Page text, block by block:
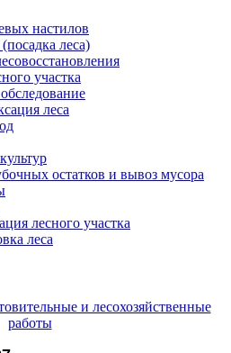
настилов
леса)
участка
леса
остатков и вывоз мусора
лесного участка
леса